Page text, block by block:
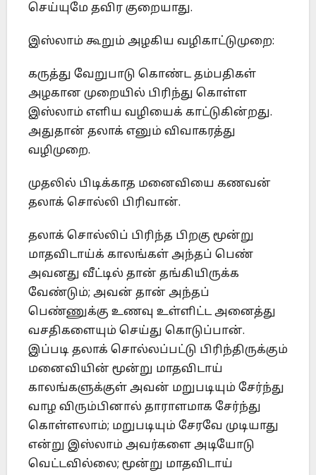
செய்யுமே தவிர குறையாது.
இஸ்லாம் கூறும் அழகிய வழிகாட்டுமுறை:
கருத்து வேறுபாடு கொண்ட தம்பதிகள்
அழகான முறையில் பிரிந்து கொள்ள
இஸ்லாம் எளிய வழியைக் காட்டுகின்றது.
அதுதான் தலாக் எனும் விவாகரத்து
வழிமுறை.
முதலில் பிடிக்காத மனைவியை கணவன்
தலாக் சொல்லி பிரிவான்.
தலாக் சொல்லிப் பிரிந்த பிறகு மூன்று
மாதவிடாய்க் காலங்கள் அந்தப் பெண்
அவனது வீட்டில் தான் தங்கியிருக்க
வேண்டும்; அவன் தான் அந்தப்
பெண்ணுக்கு உணவு உள்ளிட்ட அனைத்து
வசதிகளையும் செய்து கொடுப்பான்.
இப்படி தலாக் சொல்லப்பட்டு பிரிந்திருக்கும்
மனைவியின் மூன்று மாதவிடாய்
காலங்களுக்குள் அவன் மறுபடியும் சேர்ந்து
வாழ விரும்பினால் தாராளமாக சேர்ந்து
கொள்ளலாம்; மறுபடியும் சேரவே முடியாது
என்று இஸ்லாம் அவர்களை அடியோடு
வெட்டவில்லை; மூன்று மாதவிடாய்